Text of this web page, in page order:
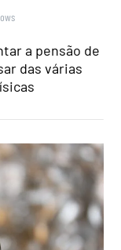
a pensão de
das várias